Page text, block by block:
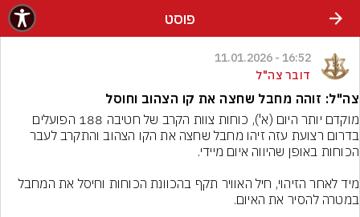
פוסט
16:52 - 11.01.2026
דובר צה"ל
צה"ל: זוהה מחבל שחצה את קו הצהוב וחוסל